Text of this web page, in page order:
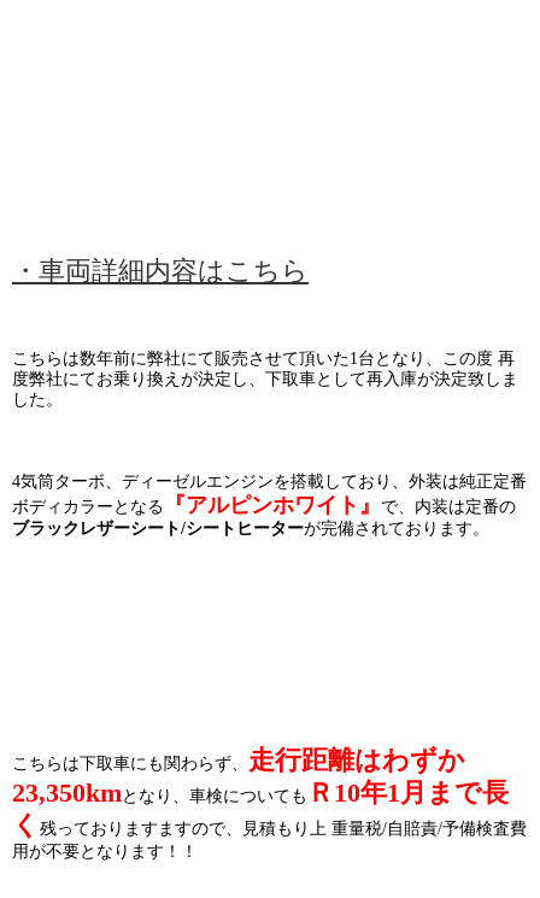
・車両詳細内容はこちら
こちらは数年前に弊社にて販売させて頂いた1台となり、この度 再
度弊社にてお乗り換えが決定し、下取車として再入庫が決定致しま
した。
4気筒ターボ、ディーゼルエンジンを搭載しており、外装は純正定番
ボディカラーとなる
『アルピンホワイト』
で、内装は定番の
ブラックレザーシート/シートヒーターが完備されております。
こちらは下取車にも関わらず、 走行距離はわずか
23,350km となり、車検についても Ｒ10年1月まで長
く 残っておりますますので、見積もり上 重量税/自賠責/予備検査費
用が不要となります！！